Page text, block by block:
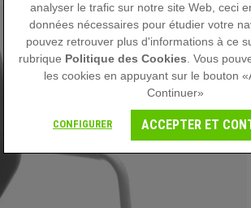
analyser le trafic sur notre site Web, ceci
données nécessaires pour étudier votre
pouvez retrouver plus d'informations à ce
rubrique Politique des Cookies . Vous
les cookies en appuyant sur le bouton
Continuer»
CONFIGURER ACCEPTER ET